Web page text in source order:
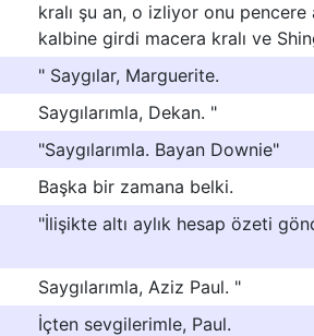
kralı şu an, o izliyor onu pencere
kalbine girdi macera kralı ve
" Saygılar, Marguerite.
Saygılarımla, Dekan. "
"Saygılarımla. Bayan Downie"
Başka bir zamana belki.
"İlişikte altı aylık hesap özeti
Saygılarımla, Aziz Paul. "
İçten sevgilerimle, Paul.